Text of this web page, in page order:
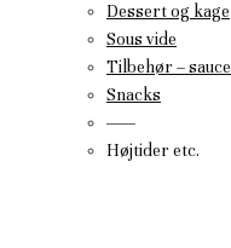
Dessert og kage
Sous vide
Tilbehør –
Snacks
——
Højtider etc.